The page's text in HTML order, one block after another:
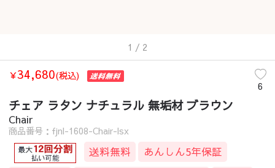
1 / 2
￥34,680(税込)
6
チェア ラタン ナチュラル 無垢材 ブラウン
Chair
商品番号：fjnl-1608-Chair-lsx
送料無料
あんしん5年保証